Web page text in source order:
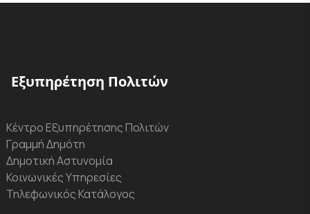
Εξυπηρέτηση Πολιτών
Κέντρο Εξυπηρέτησης Πολιτών
Γραμμή Δημότη
Δημοτική Αστυνομία
Κοινωνικές Υπηρεσίες
Τηλεφωνικός Κατάλογος